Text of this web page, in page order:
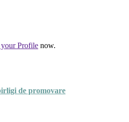
Profile now.
de promovare